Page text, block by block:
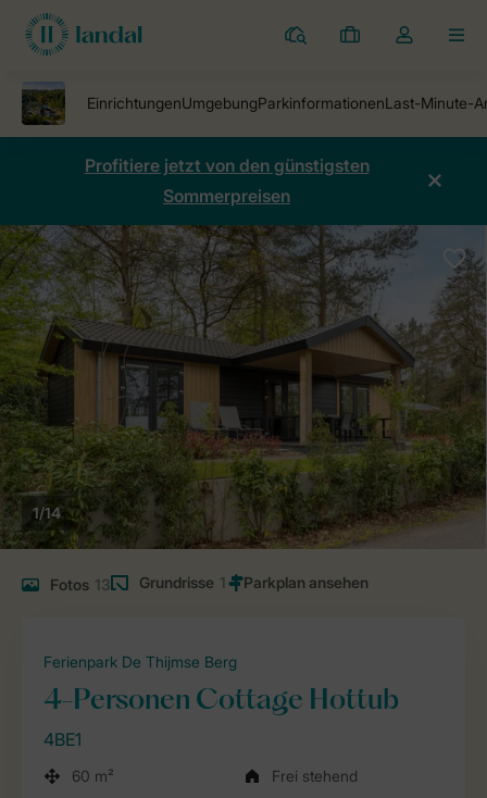
Ferienparks
Meine
Dropdown-
öffnen
Profitiere jetzt von den günstigsten
Sommerpreisen
1/14
Fotos 13 Grundrisse 1
Ferienpark De Thijmse Berg
4-Personen Cottage Hottub
4BE1
60 m²
Frei stehend